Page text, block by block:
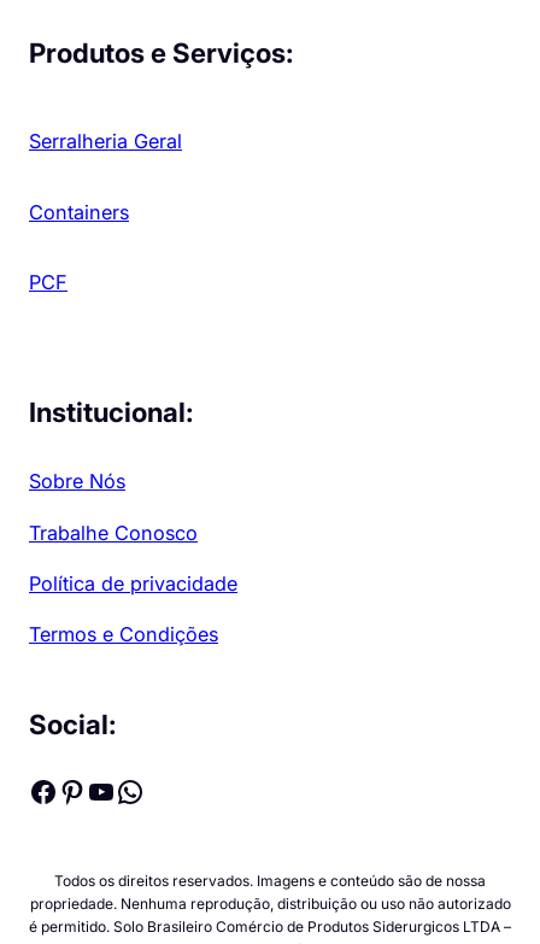
Produtos e Serviços:
Serralheria Geral
Containers
PCF
Institucional:
Sobre Nós
Trabalhe Conosco
Política de privacidade
Termos e Condições
Social:
Facebook Pinterest Youtube WhatsApp
Todos os direitos reservados. Imagens e conteúdo são de nossa
propriedade. Nenhuma reprodução, distribuição ou uso não autorizado
é permitido. Solo Brasileiro Comércio de Produtos Siderurgicos LTDA –